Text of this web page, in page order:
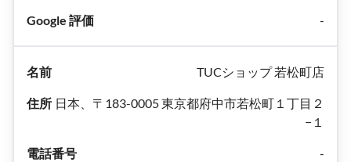
-
TUCショップ 若松町店
日本、〒183-0005 東京都府中市若松町１丁目２
−１
-